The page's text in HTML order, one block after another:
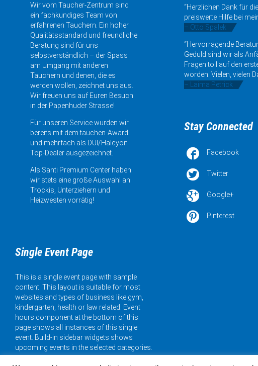
Wir vom Taucher-Zentrum sind
ein fachkundiges Team von
erfahrenen Tauchern. Ein hoher
Qualitätsstandard und freundliche
Beratung sind für uns
selbstverständlich – der Spass
am Umgang mit anderen
Tauchern und denen, die es
werden wollen, zeichnet uns aus.
Wir freuen uns auf Euren Besuch
in der Papenhuder Strasse!
Für unseren Service wurden wir
bereits mit dem tauchen-Award
und mehrfach als DUI/Halcyon
Top-Dealer ausgezeichnet.
Als Santi Premium Center haben
wir stets eine große Auswahl an
Trockis, Unterziehern und
Heizwesten vorrätig!
Single Event Page
This is a single event page with sample
content. This layout is suitable for most
websites and types of business like gym,
kindergarten, health or law related. Event
hours component at the bottom of this
page shows all instances of this single
event. Build-in sidebar widgets shows
upcoming events in the selected categories.
“Herzlichen Dank für
preiswerte Hilfe bei
– Otto Spalek
“Hervorragende
Geduld sind wir als
Fragen toll auf den
worden. Vielen, vielen
– Laima Petrick
Stay Connected
 Facebook
 Twitter
 Google+
 Pinterest